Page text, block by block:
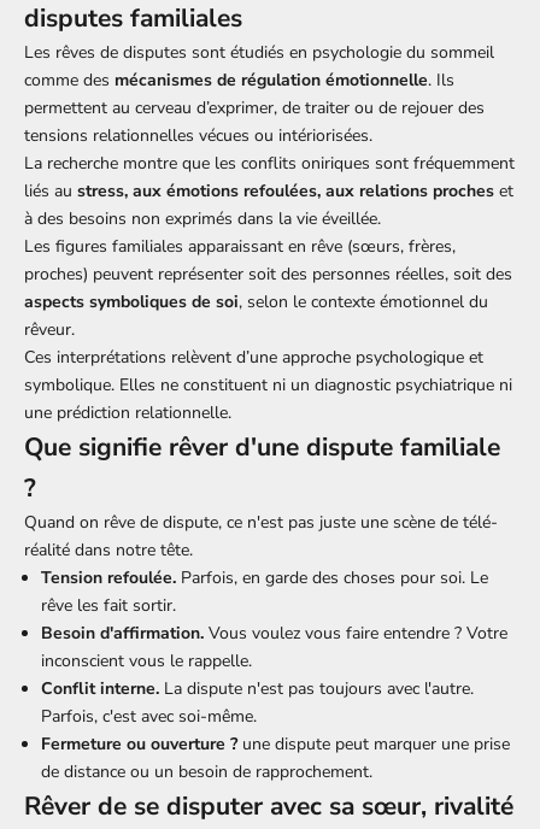
disputes familiales
Les rêves de disputes sont étudiés en psychologie du sommeil
comme des mécanismes de régulation émotionnelle. Ils
permettent au cerveau d’exprimer, de traiter ou de rejouer des
tensions relationnelles vécues ou intériorisées.
La recherche montre que les conflits oniriques sont fréquemment
liés au stress, aux émotions refoulées, aux relations proches et
à des besoins non exprimés dans la vie éveillée.
Les figures familiales apparaissant en rêve (sœurs, frères,
proches) peuvent représenter soit des personnes réelles, soit des
aspects symboliques de soi, selon le contexte émotionnel du
rêveur.
Ces interprétations relèvent d’une approche psychologique et
symbolique. Elles ne constituent ni un diagnostic psychiatrique ni
une prédiction relationnelle.
Que signifie rêver d'une dispute familiale
?
Quand on rêve de dispute, ce n'est pas juste une scène de télé-
réalité dans notre tête.
Tension refoulée. Parfois, en garde des choses pour soi. Le
rêve les fait sortir.
Besoin d'affirmation. Vous voulez vous faire entendre ? Votre
inconscient vous le rappelle.
Conflit interne. La dispute n'est pas toujours avec l'autre.
Parfois, c'est avec soi-même.
Fermeture ou ouverture ?une dispute peut marquer une prise
de distance ou un besoin de rapprochement.
Rêver de se disputer avec sa sœur, rivalité